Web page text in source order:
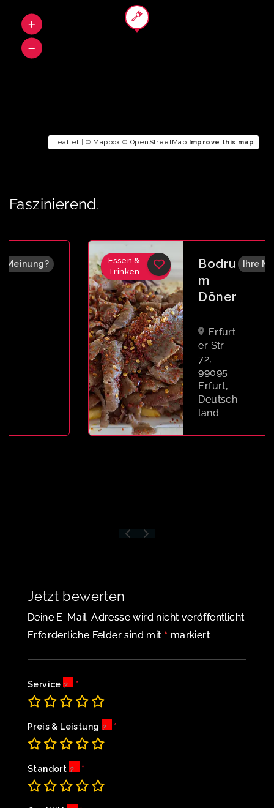
Leaflet | © Mapbox © OpenStreetMap Improve this map
Faszinierend.
Essen &
Trinken
Bodru
m
Döner
Erfurt
er Str.
72,
99095
Erfurt,
Deutsch
land
Ihre Meinung?
Jetzt bewerten
Deine E-Mail-Adresse wird nicht veröffentlicht.
Erforderliche Felder sind mit * markiert
Service
Preis & Leistung
Standort